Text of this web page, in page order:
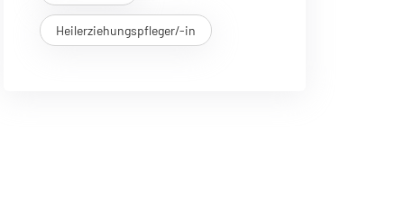
Heilerziehungspfleger/-in